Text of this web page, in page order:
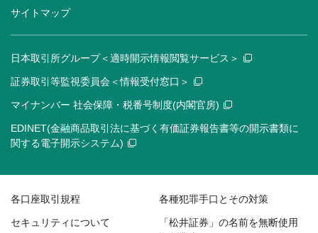
サイトマップ
日本取引所グループ＜適時開示情報閲覧サービス＞
証券取引等監視委員会＜情報受付窓口＞
マイナンバー 社会保障・税番号制度(内閣官房)
EDINET(金融商品取引法に基づく有価証券報告書等の開示書類に
関する電子開示システム)
各口座取引規程 各種犯罪手口とその対策
セキュリティについて
「松井証券」の名前を無断使用